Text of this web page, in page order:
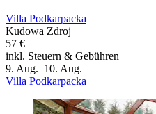
Villa Podkarpacka
Kudowa Zdroj
57 €
inkl. Steuern & Gebühren
9. Aug.–10. Aug.
Villa Podkarpacka